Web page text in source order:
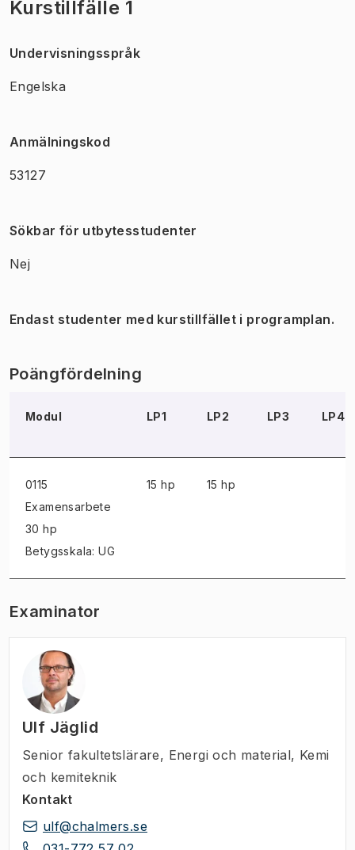
Kurstillfälle 1
Undervisningsspråk
Engelska
Anmälningskod
53127
Sökbar för utbytesstudenter
Nej
Endast studenter med kurstillfället i programplan.
Poängfördelning
Modul LP1 LP2 LP3 LP4
0115
Examensarbete
30 hp
Betygsskala: UG
15 hp 15 hp
Examinator
Ulf Jäglid
Senior fakultetslärare, Energi och material, Kemi
och kemiteknik
Kontakt
ulf@chalmers.se